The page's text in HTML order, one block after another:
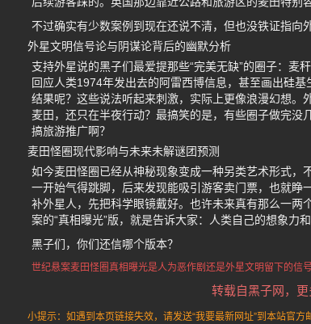
不过确实有少数案例到现在还说不清，但也没铁证指向
外星文明信号论与阴谋论背后的幽默分析
支持外星说的黑子们最爱提那些“完美无缺”的圈子：麦
回应人类1974年发出去的阿雷西博信息，甚至画出硅
结果呢？这些说法听起来刺激，实际上更像浪漫幻想
麦田，还只在半夜行动？最搞笑的是，有些圈子做完没
搞旅游推广啊？
麦田怪圈现代影响与未来未解谜团预测
如今麦田怪圈已经从神秘现象变成一种另类艺术形式
一开始气得跳脚，后来发现能吸引游客卖门票，也就
补外星人，先把科学眼镜戴好。也许未来真有那么一
案的“真相曝光”版，就是告诉大家：人类自己的想象力
黑子们，你们还信哪个版本？
世纪悬案麦田怪圈真相曝光是人为恶作剧 还是外星文明留下的信
转载自黑子网，
小提示：如遇到本页链接失效，请发送“我要最新网址”到本站官